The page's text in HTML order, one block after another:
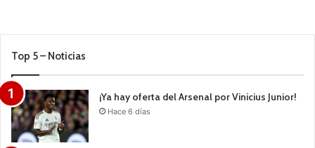
Top 5 – Noticias
¡Ya hay oferta del Arsenal por Vinicius Junior!
Hace 6 días